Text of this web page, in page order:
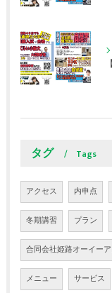
タグ Tags
アクセス 内申点
冬期講習 プラン
合同会社姫路オーイー
メニュー サービス